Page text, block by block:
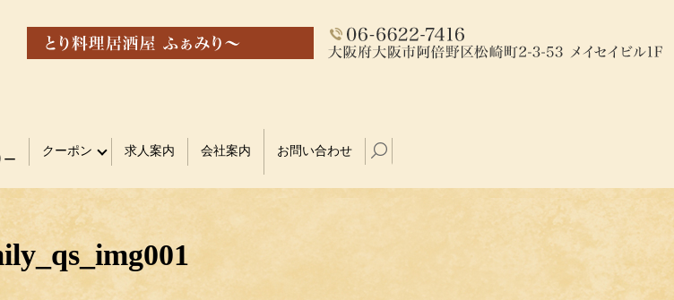
ー
クーポン 求人案内 会社案内 お問い合わせ
search